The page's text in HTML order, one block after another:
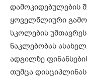
დამოკიდებულების
ყოველწლიური
სკოლების
ნაკლებობას
ადგილზე
თუმცა